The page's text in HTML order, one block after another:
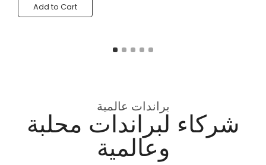
Add to Cart
براندات عالمية
شركاء لبراندات محلبة
وعالمية